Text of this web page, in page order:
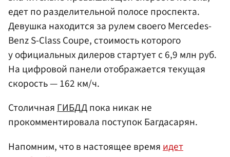
едет по разделительной полосе проспекта.
Девушка находится за рулем своего Mercedes-
Benz S-Class Coupe, стоимость которого
у официальных дилеров стартует с 6,9 млн руб.
На цифровой панели отображается текущая
скорость — 162 км/ч.
СтоличнаяГИБДДпока никак не
прокомментировала поступок Багдасарян.
Напомним, что в настоящее время идет